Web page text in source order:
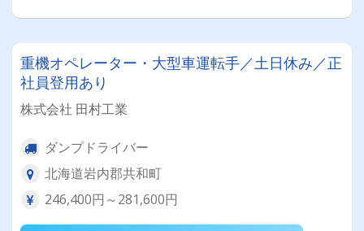
重機オペレーター・大型車運転手／土日休み／正
社員登用あり
株式会社 田村工業
ダンプドライバー
北海道岩内郡共和町
246,400円～281,600円